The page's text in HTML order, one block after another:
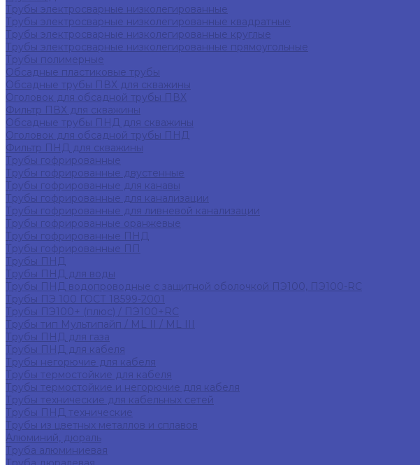
Трубы электросварные низколегированные
Трубы электросварные низколегированные квадратные
Трубы электросварные низколегированные круглые
Трубы электросварные низколегированные прямоугольные
Трубы полимерные
Обсадные пластиковые трубы
Обсадные трубы ПВХ для скважины
Оголовок для обсадной трубы ПВХ
Фильтр ПВХ для скважины
Обсадные трубы ПНД для скважины
Оголовок для обсадной трубы ПНД
Фильтр ПНД для скважины
Трубы гофрированные
Трубы гофрированные двустенные
Трубы гофрированные для канавы
Трубы гофрированные для канализации
Трубы гофрированные для ливневой канализации
Трубы гофрированные оранжевые
Трубы гофрированные ПНД
Трубы гофрированные ПП
Трубы ПНД
Трубы ПНД для воды
Трубы ПНД водопроводные с защитной оболочкой ПЭ100, ПЭ100-RC
Трубы ПЭ 100 ГОСТ 18599-2001
Трубы ПЭ100+ (плюс) / ПЭ100+RC
Трубы тип Мультипайп / ML II / ML III
Трубы ПНД для газа
Трубы ПНД для кабеля
Трубы негорючие для кабеля
Трубы термостойкие для кабеля
Трубы термостойкие и негорючие для кабеля
Трубы технические для кабельных сетей
Трубы ПНД технические
Трубы из цветных металлов и сплавов
Алюминий, дюраль
Труба алюминиевая